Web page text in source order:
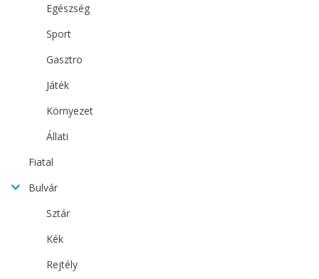
Egészség
Sport
Gasztro
Játék
Környezet
Állati
Fiatal
Bulvár
Sztár
Kék
Rejtély